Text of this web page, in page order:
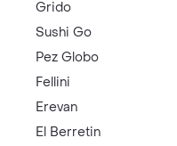
Grido
Sushi Go
Pez Globo
Fellini
Erevan
El Berretin